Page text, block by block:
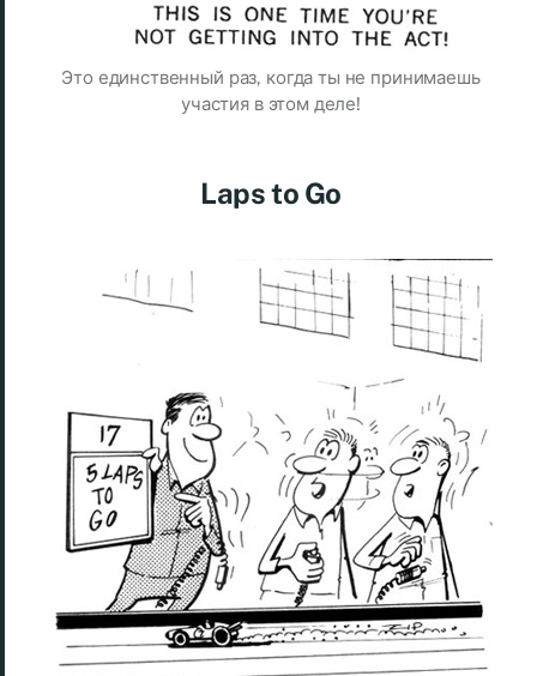
Это единственный раз, когда ты не принимаешь
участия в этом деле!
Laps to Go